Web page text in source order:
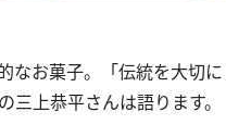
なお菓子。「伝統を大切
上恭平さんは語ります。